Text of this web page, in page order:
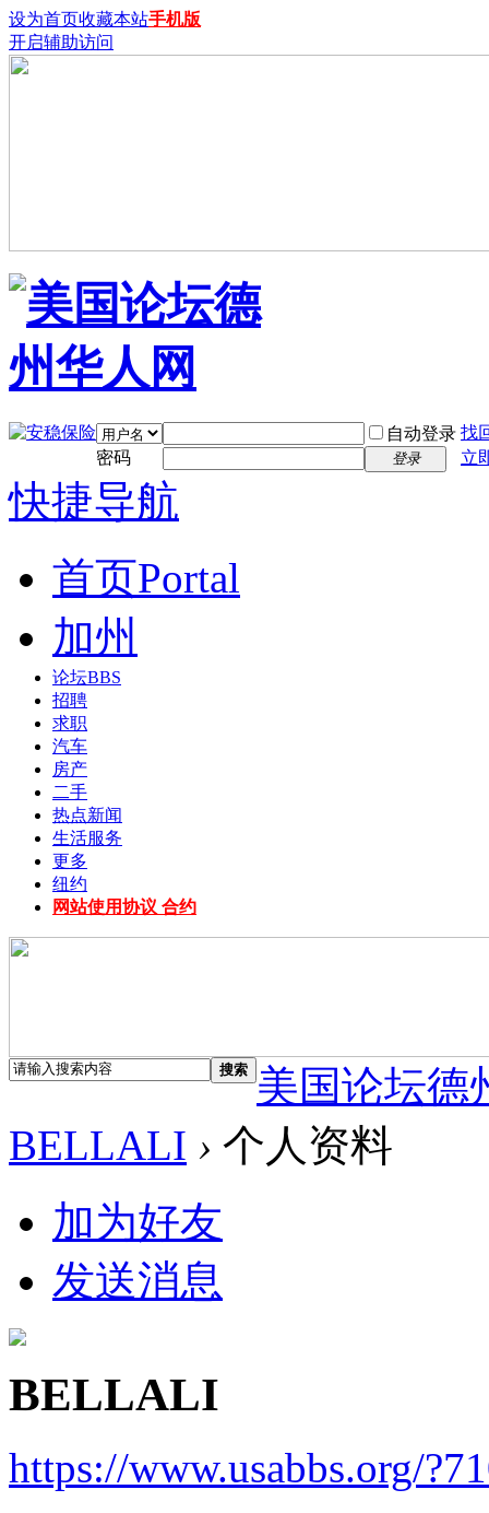
设为首页收藏本站手机版
开启辅助访问
自动登录 找
密码
登录 立
快捷导航
首页Portal
加州
论坛BBS
招聘
求职
汽车
房产
二手
热点新闻
生活服务
更多
纽约
网站使用协议 合约
搜索
美国论坛德
BELLALI › 个人资料
加为好友
发送消息
BELLALI
https://www.usabbs.org/